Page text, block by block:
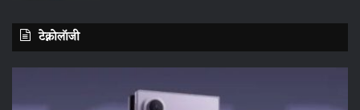
टेक्नोलॉजी